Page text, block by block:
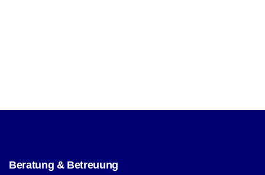
Beratung & Betreuung